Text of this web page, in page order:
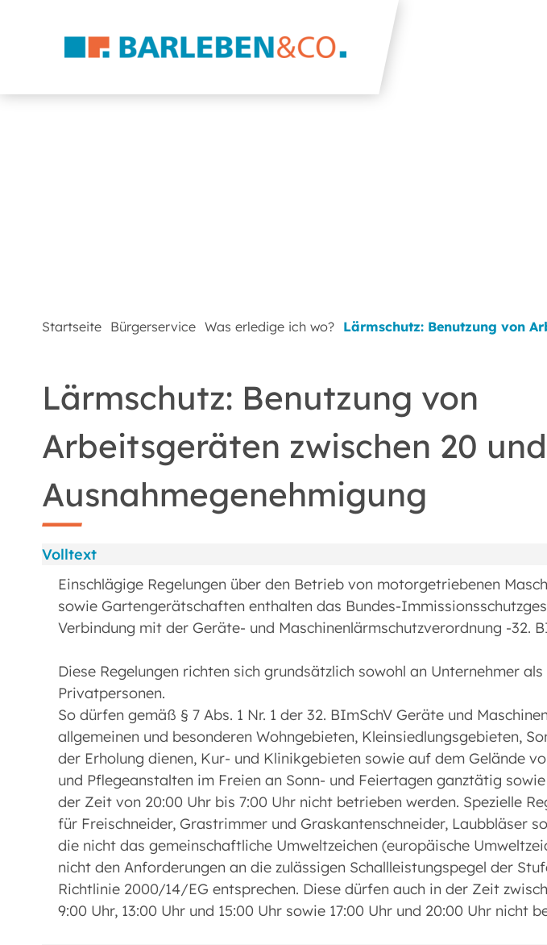
Startseite Bürgerservice Was erledige ich wo? Lärmschutz: Benutzung von
Lärmschutz: Benutzung von
Arbeitsgeräten zwischen 20
Ausnahmegenehmigung
Volltext
Einschlägige Regelungen über den Betrieb von motorgetriebenen
sowie Gartengerätschaften enthalten das Bundes-
Verbindung mit der Geräte- und Maschinenlärmschutzverordnung -32.
Diese Regelungen richten sich grundsätzlich sowohl an Unternehmer als
Privatpersonen.
So dürfen gemäß § 7 Abs. 1 Nr. 1 der 32. BImSchV Geräte und
allgemeinen und besonderen Wohngebieten, Kleinsiedlungsgebieten,
der Erholung dienen, Kur- und Klinikgebieten sowie auf dem Gelände
und Pflegeanstalten im Freien an Sonn- und Feiertagen ganztätig
der Zeit von 20:00 Uhr bis 7:00 Uhr nicht betrieben werden. Spezielle
für Freischneider, Grastrimmer und Graskantenschneider, Laubbläser
die nicht das gemeinschaftliche Umweltzeichen (europäische
nicht den Anforderungen an die zulässigen Schallleistungspegel der
Richtlinie 2000/14/EG entsprechen. Diese dürfen auch in der Zeit
9:00 Uhr, 13:00 Uhr und 15:00 Uhr sowie 17:00 Uhr und 20:00 Uhr nicht